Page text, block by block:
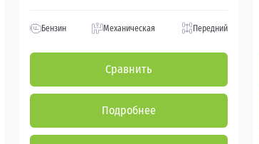
Бензин Механическая Передний
Сравнить
Подробнее